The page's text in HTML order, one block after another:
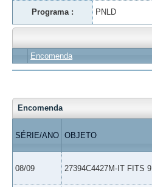
Programa : PNLD
Encomenda
Encomenda
SÉRIE/ANO OBJETO
08/09 27394C4427M-IT FITS 9